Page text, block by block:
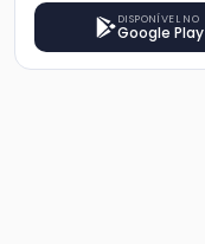
DISPONÍVEL NO
Google Play